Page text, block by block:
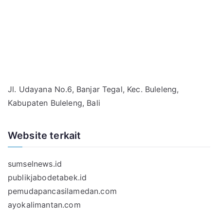
Jl. Udayana No.6, Banjar Tegal, Kec. Buleleng,
Kabupaten Buleleng, Bali
Website terkait
sumselnews.id
publikjabodetabek.id
pemudapancasilamedan.com
ayokalimantan.com